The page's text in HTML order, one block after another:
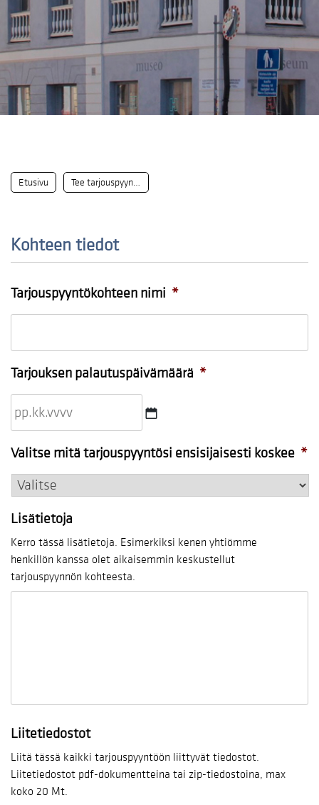
Etusivu Tee tarjouspyyntö
Kohteen tiedot
Tarjouspyyntökohteen nimi *
Tarjouksen palautuspäivämäärä *
dot
KK
VVVV
Valitse mitä tarjouspyyntösi ensisijaisesti koskee *
Lisätietoja
Kerro tässä lisätietoja. Esimerkiksi kenen yhtiömme
henkillön kanssa olet aikaisemmin keskustellut
tarjouspyynnön kohteesta.
Liitetiedostot
Liitä tässä kaikki tarjouspyyntöön liittyvät tiedostot.
Liitetiedostot pdf-dokumentteina tai zip-tiedostoina, max
koko 20 Mt.